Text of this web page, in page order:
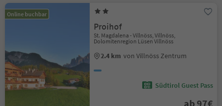
Online buchbar
Proihof
St. Magdalena - Villnöss, Villnöss,
Dolomitenregion Lüsen Villnöss
2.4 km von Villnöss Zentrum
Südtirol Guest Pass
ab 97€